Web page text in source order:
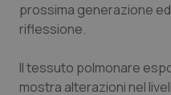
Campania
Car-T
prossima generazione
riflessione.
Il tessuto polmonare
mostra alterazioni nel